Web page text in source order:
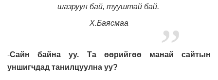
шазруун бай, тууштай бай.
Х.Баясмаа
-Сайн байна уу. Та өөрийгөө манай сайтын
уншигчдад танилцуулна уу?